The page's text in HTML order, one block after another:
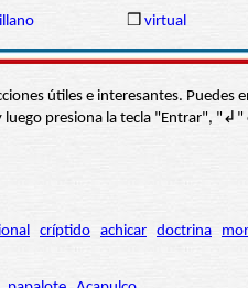
❒ virtual
útiles e interesantes.
luego presiona la tecla
críptido achicar doctrina